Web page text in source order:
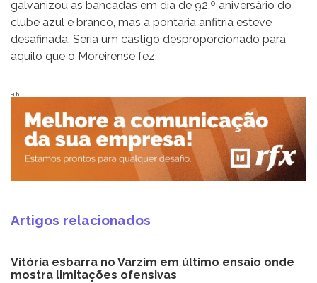
galvanizou as bancadas em dia de 92.º aniversário do
clube azul e branco, mas a pontaria anfitriã esteve
desafinada. Seria um castigo desproporcionado para
aquilo que o Moreirense fez.
Pub
Artigos relacionados
Vitória esbarra no Varzim em último ensaio onde
mostra limitações ofensivas